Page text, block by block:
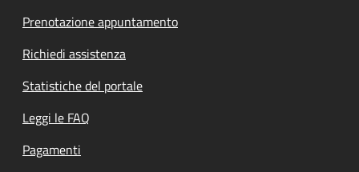
Prenotazione appuntamento
Richiedi assistenza
Statistiche del portale
Leggi le FAQ
Pagamenti